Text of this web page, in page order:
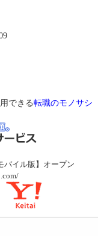
できる転職のモノサシ
バイル版】オープン